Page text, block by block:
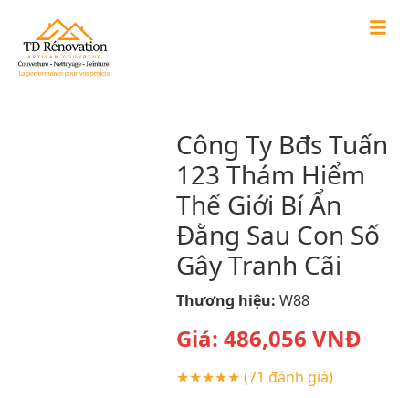
Công Ty Bđs Tuấn
123 Thám Hiểm
Thế Giới Bí Ẩn
Đằng Sau Con Số
Gây Tranh Cãi
Thương hiệu: W88
Giá: 486,056 VNĐ
★★★★★ (71 đánh giá)